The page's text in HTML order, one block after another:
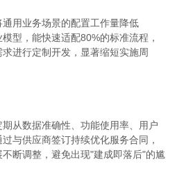
用业务场景的配置工作量降低
型，能快速适配80%的标准流程，
进行定制开发，显著缩短实施周
从数据准确性、功能使用率、用户
与供应商签订持续优化服务合同，
断调整，避免出现"建成即落后"的尴